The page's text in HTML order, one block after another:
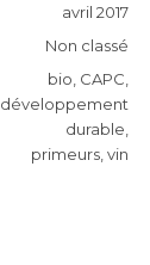
Publié
avril 2017
Catégories
Non classé
Étiquettes
bio CAPC
développement
durable
primeurs vin